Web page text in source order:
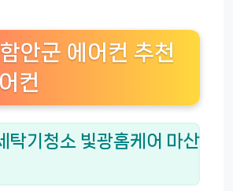
안군 에어컨 추천
컨
탁기청소 빛광홈케어 마산